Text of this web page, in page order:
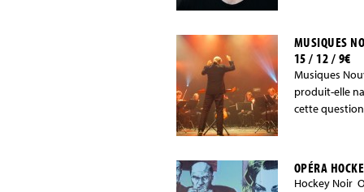
MUSIQUES
15 / 12 / 9€
Musiques
produit-elle
cette
OPÉRA
Hockey Noir